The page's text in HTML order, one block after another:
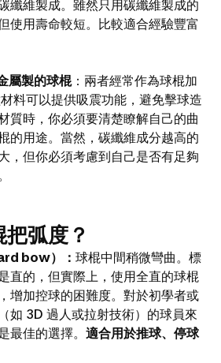
纖維製成。雖然只用碳纖維製成的
使用壽命較短。比較適合經驗豐富
屬製的球棍：兩者經常作為球棍加
料可以提供吸震功能，避免擊球造
質時，你必須要清楚瞭解自己的曲
的用途。當然，碳纖維成分越高的
，但你必須考慮到自己是否有足夠
弧度？
bow）： 球棍中間稍微彎曲。標
直的，但實際上，使用全直的球棍
增加控球的困難度。對於初學者或
如 3D 過人或拉射技術）的球員來
最佳的選擇。 適合用於推球、停球